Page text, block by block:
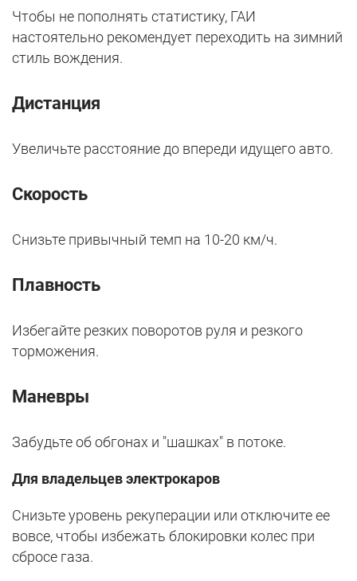
Чтобы не пополнять статистику, ГАИ
настоятельно рекомендует переходить на зимний
стиль вождения.
Дистанция
Увеличьте расстояние до впереди идущего авто.
Скорость
Снизьте привычный темп на 10-20 км/ч.
Плавность
Избегайте резких поворотов руля и резкого
торможения.
Маневры
Забудьте об обгонах и "шашках" в потоке.
Для владельцев электрокаров
Снизьте уровень рекуперации или отключите ее
вовсе, чтобы избежать блокировки колес при
сбросе газа.